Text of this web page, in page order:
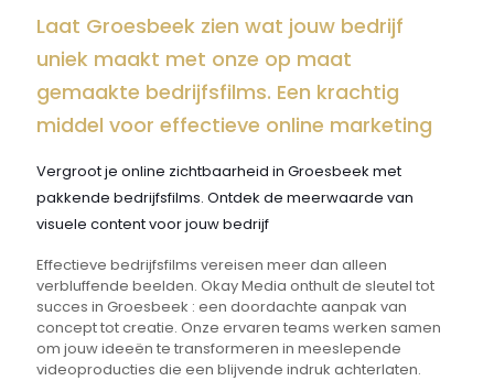
Laat Groesbeek zien wat jouw bedrijf
uniek maakt met onze op maat
gemaakte bedrijfsfilms. Een krachtig
middel voor effectieve online marketing
Vergroot je online zichtbaarheid in Groesbeek met
pakkende bedrijfsfilms. Ontdek de meerwaarde van
visuele content voor jouw bedrijf
Effectieve bedrijfsfilms vereisen meer dan alleen
verbluffende beelden. Okay Media onthult de sleutel tot
succes in Groesbeek : een doordachte aanpak van
concept tot creatie. Onze ervaren teams werken samen
om jouw ideeën te transformeren in meeslepende
videoproducties die een blijvende indruk achterlaten.